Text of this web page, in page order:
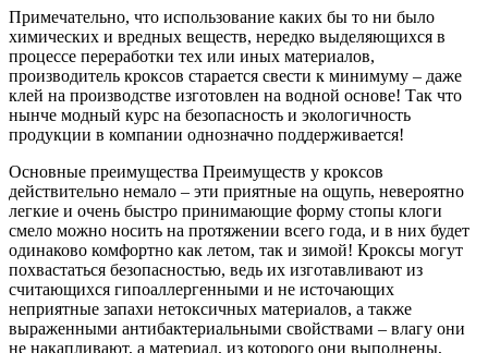
Примечательно, что использование каких бы то ни было
химических и вредных веществ, нередко выделяющихся в
процессе переработки тех или иных материалов,
производитель кроксов старается свести к минимуму – даже
клей на производстве изготовлен на водной основе! Так что
нынче модный курс на безопасность и экологичность
продукции в компании однозначно поддерживается!
Основные преимущества Преимуществ у кроксов
действительно немало – эти приятные на ощупь, невероятно
легкие и очень быстро принимающие форму стопы клоги
смело можно носить на протяжении всего года, и в них будет
одинаково комфортно как летом, так и зимой! Кроксы могут
похвастаться безопасностью, ведь их изготавливают из
считающихся гипоаллергенными и не источающих
неприятные запахи нетоксичных материалов, а также
выраженными антибактериальными свойствами – влагу они
не накапливают, а материал, из которого они выполнены,